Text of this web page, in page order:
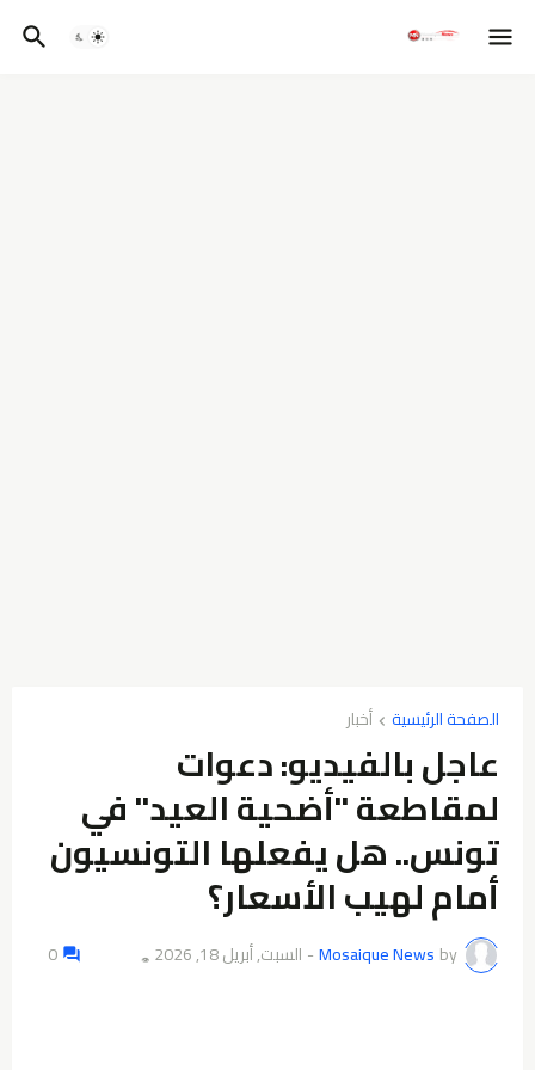
الصفحة الرئيسية
عاجل بالفيديو: دعوات
لمقاطعة "أضحية العيد" في
تونس.. هل يفعلها التونسيون
أمام لهيب الأسعار؟
by
Mosaique News
- السبت, أبريل 18, 2026 👁️
0